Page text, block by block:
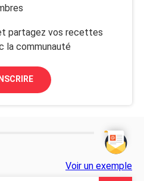
partagez vos recettes
la communauté
Voir un exemple